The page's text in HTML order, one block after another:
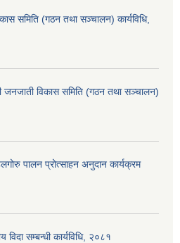
समिति (गठन तथा सञ्चालन) कार्यविधि,
जनजाती विकास समिति (गठन तथा सञ्चालन)
पालन प्रोत्साहन अनुदान कार्यक्रम
विदा सम्बन्धी कार्यविधि, २०८१